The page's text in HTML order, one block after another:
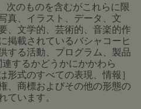
次のものを含むがこれらに限
真、イラスト、データ、文
、文学的、芸術的、音楽的作
掲載されているバシャコーヒ
する活動、プログラム、製品
するかどうかにかかわら
形式のすべての表現、情報］
、商標およびその他の形態の
ています。